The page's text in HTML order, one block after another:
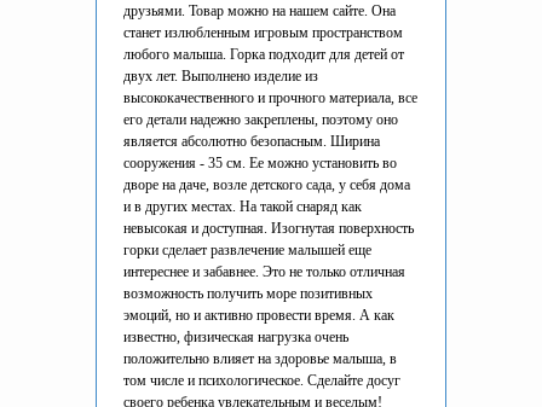
друзьями. Товар можно на нашем сайте. Она
станет излюбленным игровым пространством
любого малыша. Горка подходит для детей от
двух лет. Выполнено изделие из
высококачественного и прочного материала, все
его детали надежно закреплены, поэтому оно
является абсолютно безопасным. Ширина
сооружения - 35 см. Ее можно установить во
дворе на даче, возле детского сада, у себя дома
и в других местах. На такой снаряд как
невысокая и доступная. Изогнутая поверхность
горки сделает развлечение малышей еще
интереснее и забавнее. Это не только отличная
возможность получить море позитивных
эмоций, но и активно провести время. А как
известно, физическая нагрузка очень
положительно влияет на здоровье малыша, в
том числе и психологическое. Сделайте досуг
своего ребенка увлекательным и веселым!